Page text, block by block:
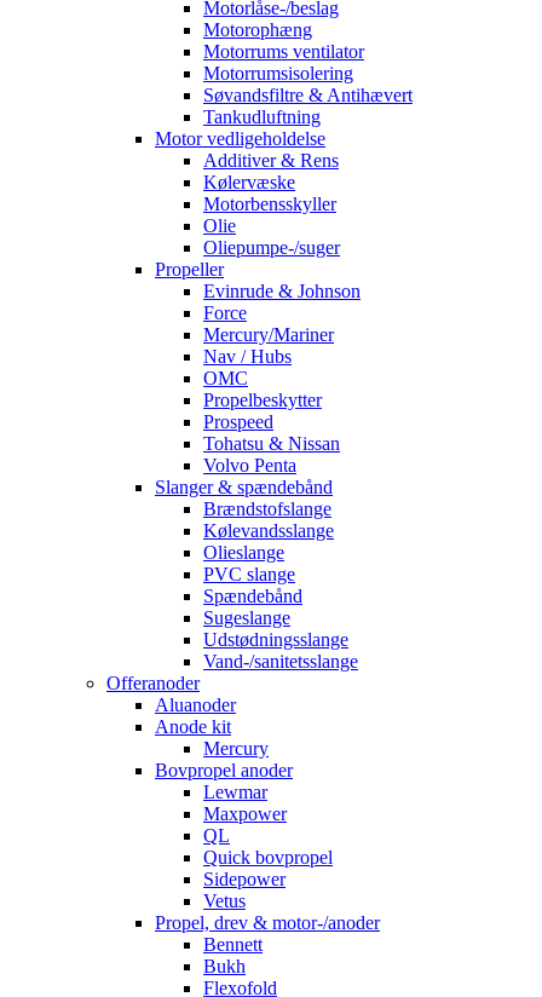
Motorlåse-/beslag
Motorophæng
Motorrums ventilator
Motorrumsisolering
Søvandsfiltre & Antihævert
Tankudluftning
Motor vedligeholdelse
Additiver & Rens
Kølervæske
Motorbensskyller
Olie
Oliepumpe-/suger
Propeller
Evinrude & Johnson
Force
Mercury/Mariner
Nav / Hubs
OMC
Propelbeskytter
Prospeed
Tohatsu & Nissan
Volvo Penta
Slanger & spændebånd
Brændstofslange
Kølevandsslange
Olieslange
PVC slange
Spændebånd
Sugeslange
Udstødningsslange
Vand-/sanitetsslange
Offeranoder
Aluanoder
Anode kit
Mercury
Bovpropel anoder
Lewmar
Maxpower
QL
Quick bovpropel
Sidepower
Vetus
Propel, drev & motor-/anoder
Bennett
Bukh
Flexofold